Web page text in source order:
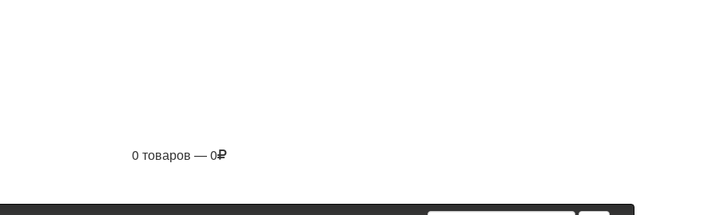
0 товаров — 0